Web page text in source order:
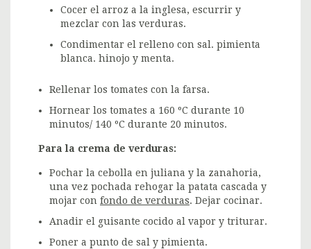
Cocer el arroz a la inglesa, escurrir y
mezclar con las verduras.
Condimentar el relleno con sal. pimienta
blanca. hinojo y menta.
Rellenar los tomates con la farsa.
Hornear los tomates a 160 ºC durante 10
minutos/ 140 ºC durante 20 minutos.
Para la crema de verduras:
Pochar la cebolla en juliana y la zanahoria,
una vez pochada rehogar la patata cascada y
mojar con fondo de verduras. Dejar cocinar.
Anadir el guisante cocido al vapor y triturar.
Poner a punto de sal y pimienta.